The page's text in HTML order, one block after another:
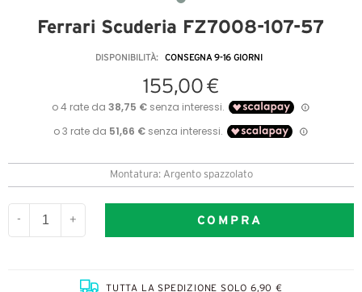
Ferrari Scuderia FZ7008-107-57
DISPONIBILITÀ: CONSEGNA 9-16 GIORNI
155,00 €
Montatura: Argento spazzolato
- + COMPRA
TUTTA LA SPEDIZIONE SOLO 6,90 €